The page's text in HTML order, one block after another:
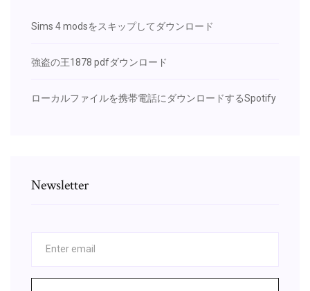
Sims 4 modsをスキップしてダウンロード
強盗の王1878 pdfダウンロード
ローカルファイルを携帯電話にダウンロードするSpotify
Newsletter